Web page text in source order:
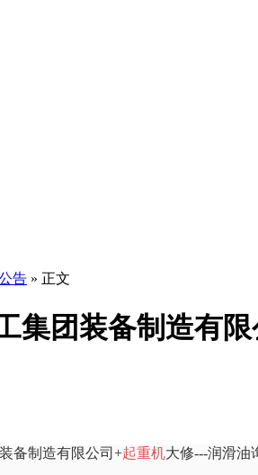
告 » 正文
集团装备制造有
备制造有限公司+起重机大修---润滑油